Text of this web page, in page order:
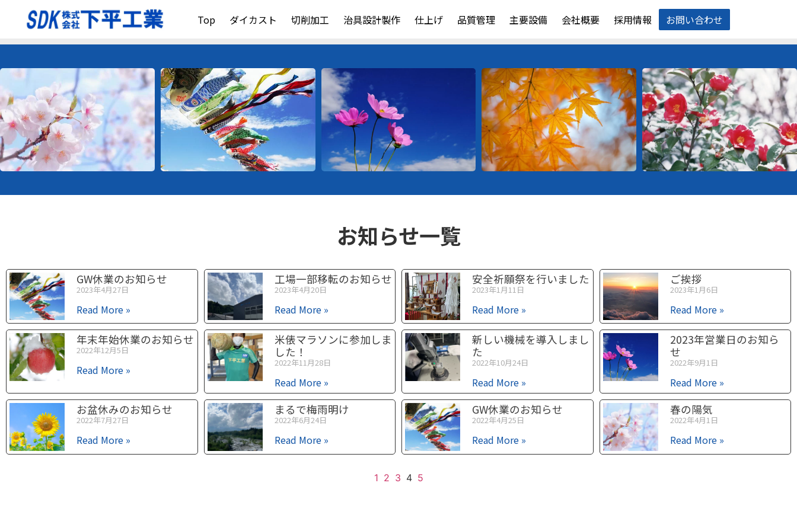
Top ダイカスト 切削加工 治具設計製作 仕上げ 品質管理 主要設備 会社概要 採用情報 お問い合わせ
お知らせ一覧
GW休業のお知らせ
2023年4月27日
Read More »
工場一部移転のお知らせ
2023年4月20日
Read More »
安全祈願祭を行いました
2023年1月11日
Read More »
ご挨拶
2023年1月6日
Read More »
年末年始休業のお知らせ
2022年12月5日
Read More »
米俵マラソンに参加しま
した！
2022年11月28日
Read More »
新しい機械を導入しまし
た
2022年10月24日
Read More »
2023年営業日のお知ら
せ
2022年9月1日
Read More »
お盆休みのお知らせ
2022年7月27日
Read More »
まるで梅雨明け
2022年6月24日
Read More »
GW休業のお知らせ
2022年4月25日
Read More »
春の陽気
2022年4月1日
Read More »
1 2 3 4 5